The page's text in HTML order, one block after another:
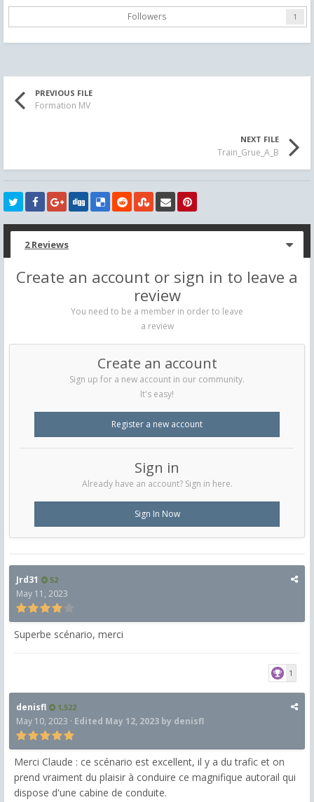
Followers 1
PREVIOUS FILE
Formation MV
NEXT FILE
Train_Grue_A_B
2 Reviews
Create an account or sign in to leave a
review
You need to be a member in order to leave
a review
Create an account
Sign up for a new account in our community.
It's easy!
Register a new account
Sign in
Already have an account? Sign in here.
Sign In Now
Jrd31 52
May 11, 2023
Superbe scénario, merci
1
denisfl 1,522
May 10, 2023 · Edited May 12, 2023 by denisfl
Merci Claude : ce scénario est excellent, il y a du trafic et on
prend vraiment du plaisir à conduire ce magnifique autorail qui
dispose d'une cabine de conduite.